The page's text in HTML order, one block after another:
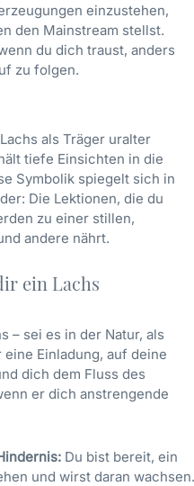
einzustehen,
den Mainstream stellst.
du dich traust, anders
zu folgen.
als Träger uralter
tiefe Einsichten in die
Symbolik spiegelt sich in
Die Lektionen, die du
zu einer stillen,
andere nährt.
ein Lachs
– sei es in der Natur, als
Einladung, auf deine
dich dem Fluss des
er dich anstrengende
Du bist bereit, ein
und wirst daran wachsen.